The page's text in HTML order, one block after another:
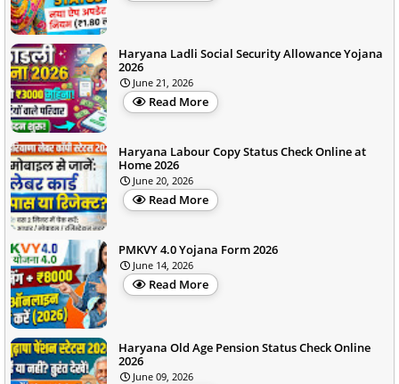
Haryana Ladli Social Security Allowance Yojana
2026
June 21, 2026
Read More
Haryana Labour Copy Status Check Online at
Home 2026
June 20, 2026
Read More
PMKVY 4.0 Yojana Form 2026
June 14, 2026
Read More
Haryana Old Age Pension Status Check Online
2026
June 09, 2026